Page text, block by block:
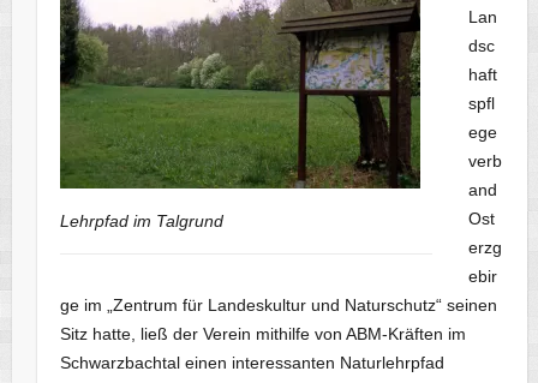
Lehrpfad im Talgrund
Lan
dsc
haft
spfl
ege
verb
and
Ost
erzg
ebir
ge im „Zentrum für Landeskultur und Naturschutz“ seinen
Sitz hatte, ließ der Verein mithilfe von ABM-Kräften im
Schwarzbachtal einen interessanten Naturlehrpfad